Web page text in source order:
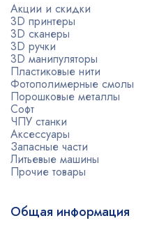
Акции и скидки
3D принтеры
3D сканеры
3D ручки
3D манипуляторы
Пластиковые нити
Фотополимерные смолы
Порошковые металлы
Софт
ЧПУ станки
Аксессуары
Запасные части
Литьевые машины
Прочие товары
Общая информация